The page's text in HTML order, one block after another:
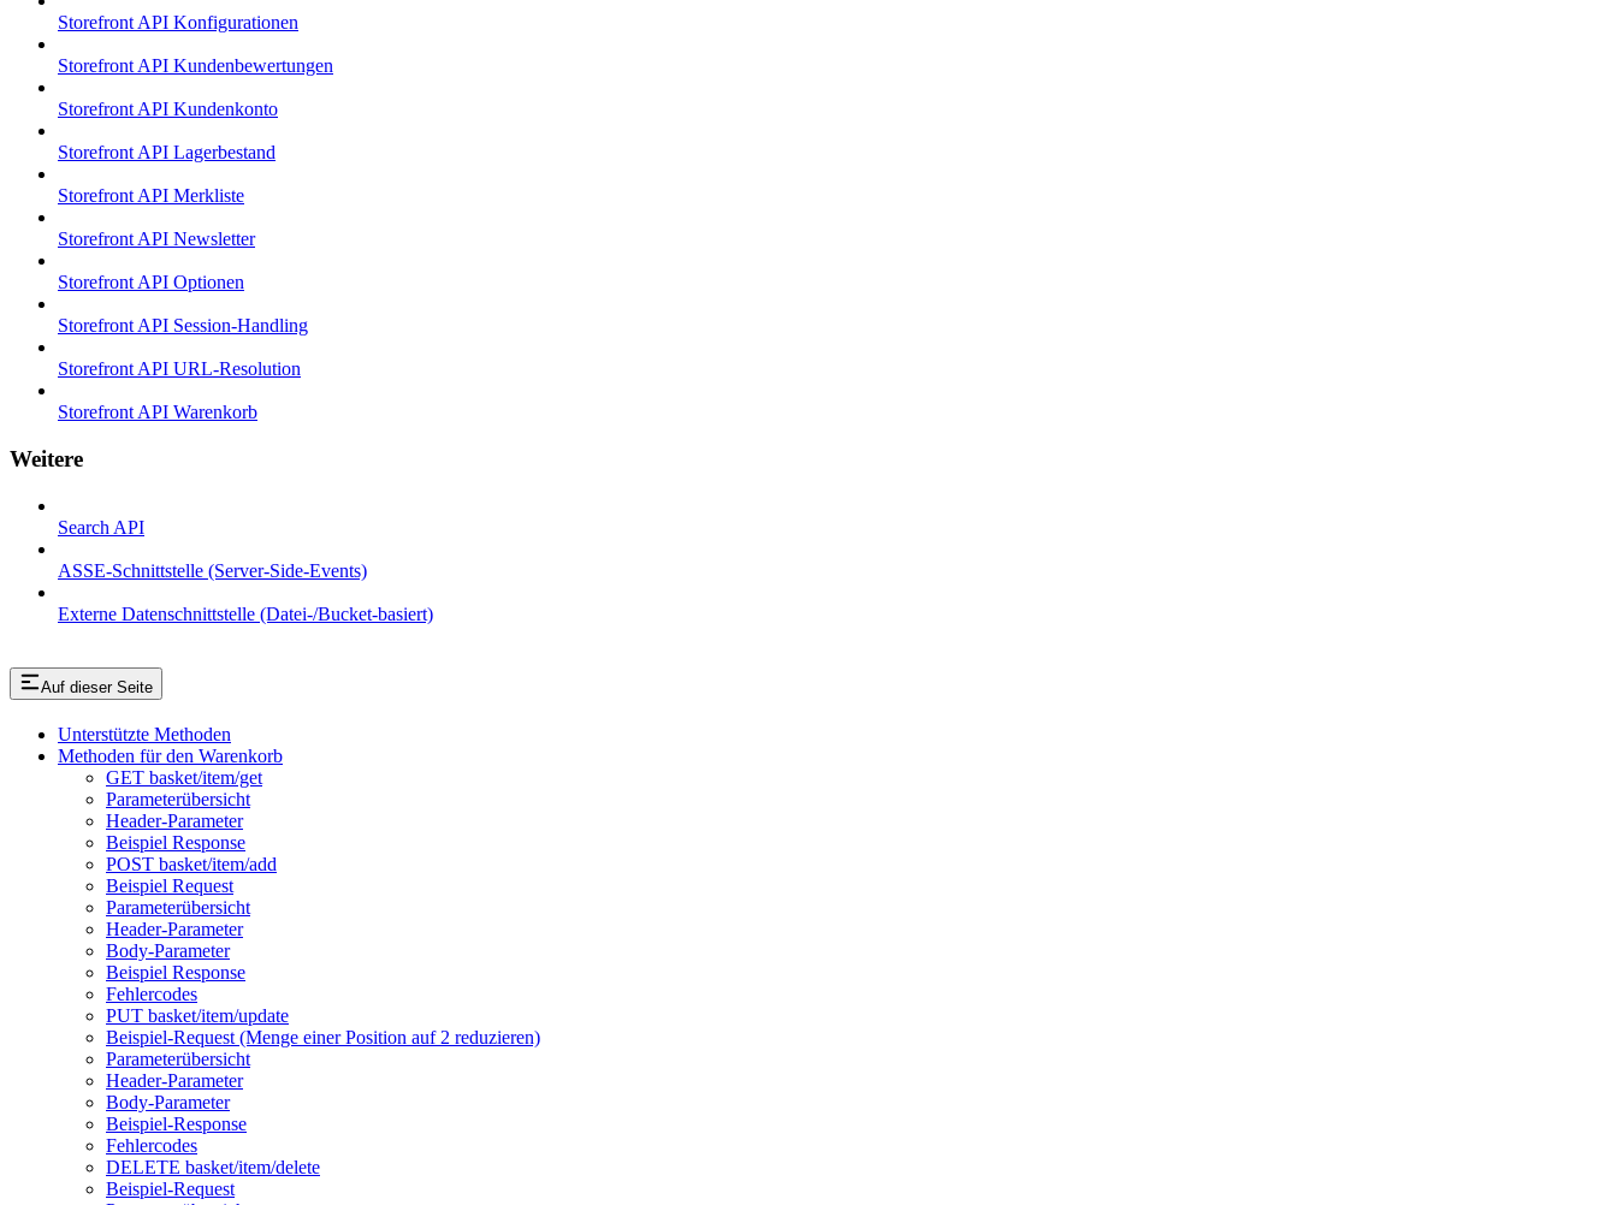
Storefront API Konfigurationen
Storefront API Kundenbewertungen
Storefront API Kundenkonto
Storefront API Lagerbestand
Storefront API Merkliste
Storefront API Newsletter
Storefront API Optionen
Storefront API Session-Handling
Storefront API URL-Resolution
Storefront API Warenkorb
Weitere
Search API
ASSE-Schnittstelle (Server-Side-Events)
Externe Datenschnittstelle (Datei-/Bucket-basiert)
Auf dieser Seite
Unterstützte Methoden
Methoden für den Warenkorb
GET basket/item/get
Parameterübersicht
Header-Parameter
Beispiel Response
POST basket/item/add
Beispiel Request
Parameterübersicht
Header-Parameter
Body-Parameter
Beispiel Response
Fehlercodes
PUT basket/item/update
Beispiel-Request (Menge einer Position auf 2 reduzieren)
Parameterübersicht
Header-Parameter
Body-Parameter
Beispiel-Response
Fehlercodes
DELETE basket/item/delete
Beispiel-Request